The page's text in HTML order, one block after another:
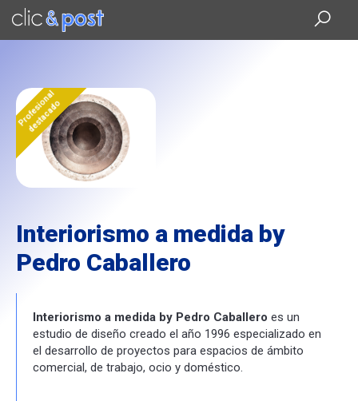
Saltar
contenido
Profesional
destacado
Interiorismo a medida by
Pedro Caballero
Interiorismo a medida by Pedro Caballero es un
estudio de diseño creado el año 1996 especializado en
el desarrollo de proyectos para espacios de ámbito
comercial, de trabajo, ocio y doméstico.